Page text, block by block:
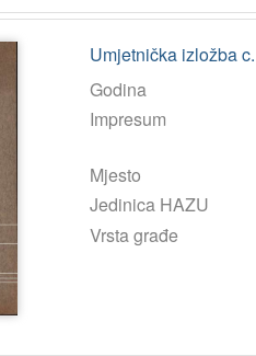
Umjetnička izložba
Godina
Impresum
Mjesto
Jedinica HAZU
Vrsta građe